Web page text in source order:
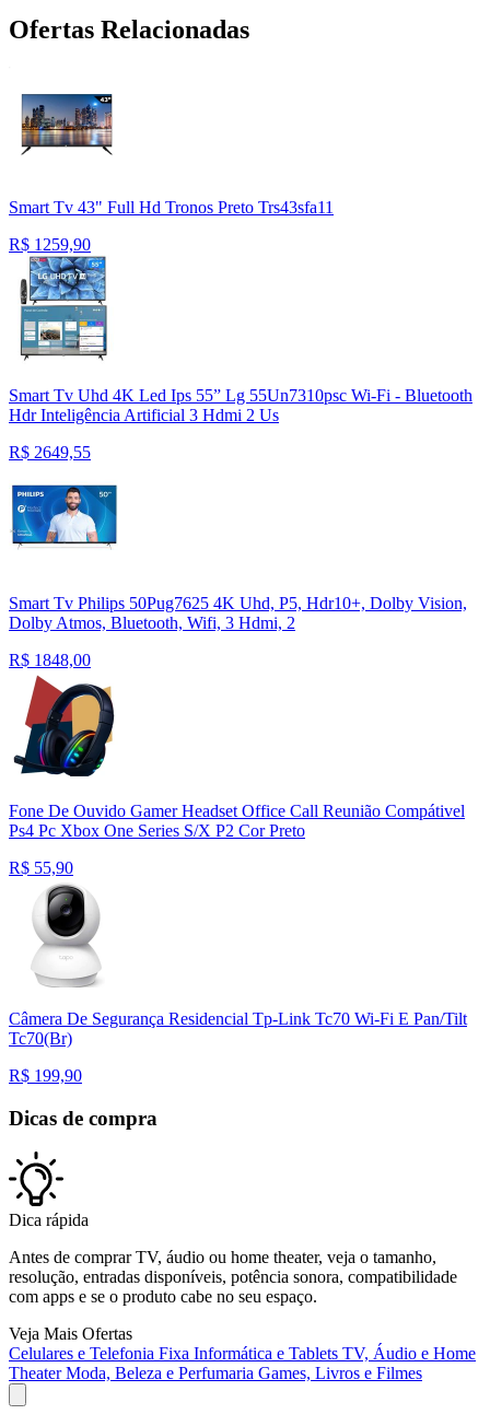
Ofertas Relacionadas
Smart Tv 43" Full Hd Tronos Preto Trs43sfa11
R$ 1259,90
Smart Tv Uhd 4K Led Ips 55” Lg 55Un7310psc Wi-Fi - Bluetooth
Hdr Inteligência Artificial 3 Hdmi 2 Us
R$ 2649,55
Smart Tv Philips 50Pug7625 4K Uhd, P5, Hdr10+, Dolby Vision,
Dolby Atmos, Bluetooth, Wifi, 3 Hdmi, 2
R$ 1848,00
Fone De Ouvido Gamer Headset Office Call Reunião Compátivel
Ps4 Pc Xbox One Series S/X P2 Cor Preto
R$ 55,90
Câmera De Segurança​ Residencial Tp-Link Tc70 Wi-Fi E Pan/Tilt
Tc70(Br)
R$ 199,90
Dicas de compra
Dica rápida
Antes de comprar TV, áudio ou home theater, veja o tamanho,
resolução, entradas disponíveis, potência sonora, compatibilidade
com apps e se o produto cabe no seu espaço.
Veja Mais Ofertas
Celulares e Telefonia Fixa Informática e Tablets TV, Áudio e Home
TheaterModa, Beleza e Perfumaria Games, Livros e Filmes